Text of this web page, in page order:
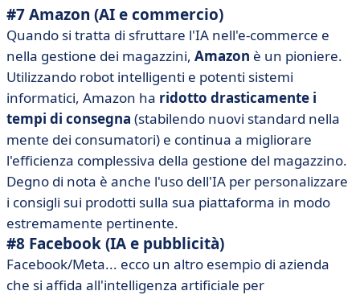
#7 Amazon (AI e commercio)
Quando si tratta di sfruttare l'IA nell'e-commerce e
nella gestione dei magazzini, Amazon è un pioniere.
Utilizzando robot intelligenti e potenti sistemi
informatici, Amazon ha ridotto drasticamente i
tempi di consegna (stabilendo nuovi standard nella
mente dei consumatori) e continua a migliorare
l'efficienza complessiva della gestione del magazzino.
Degno di nota è anche l'uso dell'IA per personalizzare
i consigli sui prodotti sulla sua piattaforma in modo
estremamente pertinente.
#8 Facebook (IA e pubblicità)
Facebook/Meta... ecco un altro esempio di azienda
che si affida all'intelligenza artificiale per